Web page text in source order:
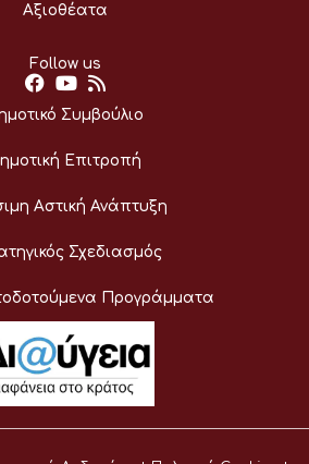
Αξιοθέατα
Follow us
Συμβούλιο
Επιτροπή
Αστική Ανάπτυξη
Σχεδιασμός
Προγράμματα